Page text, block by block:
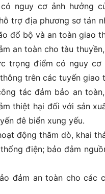
nguy cơ ảnh hưởng
trợ địa phương sơ tán
đổ bộ và an toàn giao
an toàn cho tàu
trọng điểm có nguy cơ
trên các tuyến giao
tác đảm bảo an
thiệt hại đối với sản
đê biển xung yếu.
động thăm dò, khai
điện; bảo đảm
đảm an toàn cho các